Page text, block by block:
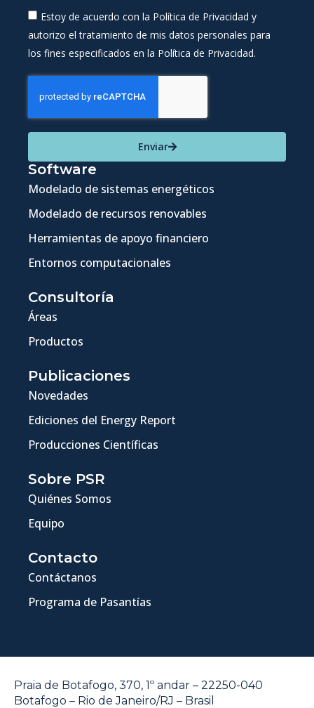
Estoy de acuerdo con la Política de Privacidad y
autorizo el tratamiento de mis datos personales para
los fines especificados en la Política de Privacidad.
Enviar
Software
Modelado de sistemas energéticos
Modelado de recursos renovables
Herramientas de apoyo financiero
Entornos computacionales
Consultoría
Áreas
Productos
Publicaciones
Novedades
Ediciones del Energy Report
Producciones Científicas
Sobre PSR
Quiénes Somos
Equipo
Contacto
Contáctanos
Programa de Pasantías
Praia de Botafogo, 370, 1º andar – 22250-040
Botafogo – Rio de Janeiro/RJ – Brasil